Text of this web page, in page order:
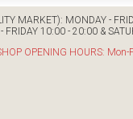
MARKET): MONDAY -
FRIDAY 10:00 - 20:00 &
OPENING HOURS: